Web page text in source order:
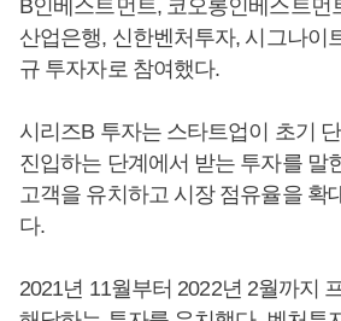
B인베스트먼트, 코오롱인베스트먼
산업은행, 신한벤처투자, 시그나이
규 투자자로 참여했다.
시리즈B 투자는 스타트업이 초기
진입하는 단계에서 받는 투자를 말
고객을 유치하고 시장 점유율을 확
다.
2021년 11월부터 2022년 2월까지